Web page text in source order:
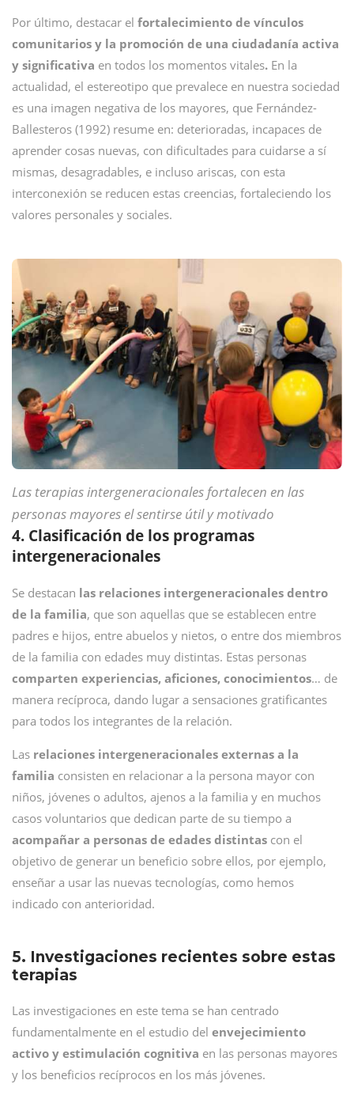
Por último, destacar el fortalecimiento de vínculos
comunitarios y la promoción de una ciudadanía activa
y significativa en todos los momentos vitales. En la
actualidad, el estereotipo que prevalece en nuestra sociedad
es una imagen negativa de los mayores, que Fernández-
Ballesteros (1992) resume en: deterioradas, incapaces de
aprender cosas nuevas, con dificultades para cuidarse a sí
mismas, desagradables, e incluso ariscas, con esta
interconexión se reducen estas creencias, fortaleciendo los
valores personales y sociales.
Las terapias intergeneracionales fortalecen en las
personas mayores el sentirse útil y motivado
4. Clasificación de los programas
intergeneracionales
Se destacan las relaciones intergeneracionales dentro
de la familia, que son aquellas que se establecen entre
padres e hijos, entre abuelos y nietos, o entre dos miembros
de la familia con edades muy distintas. Estas personas
comparten experiencias, aficiones, conocimientos… de
manera recíproca, dando lugar a sensaciones gratificantes
para todos los integrantes de la relación.
Las relaciones intergeneracionales externas a la
familia consisten en relacionar a la persona mayor con
niños, jóvenes o adultos, ajenos a la familia y en muchos
casos voluntarios que dedican parte de su tiempo a
acompañar a personas de edades distintas con el
objetivo de generar un beneficio sobre ellos, por ejemplo,
enseñar a usar las nuevas tecnologías, como hemos
indicado con anterioridad.
5. Investigaciones recientes sobre estas
terapias
Las investigaciones en este tema se han centrado
fundamentalmente en el estudio del envejecimiento
activo y estimulación cognitiva en las personas mayores
y los beneficios recíprocos en los más jóvenes.